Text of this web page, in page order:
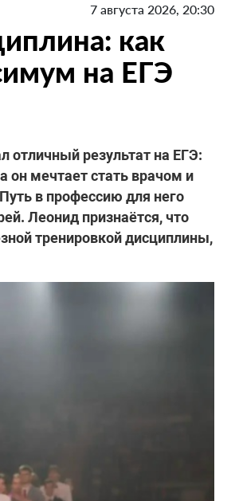
7 августа 2026, 20:30
как
на ЕГЭ
отличный результат на ЕГЭ:
он мечтает стать врачом и
в профессию для него
Леонид признаётся, что
тренировкой дисциплины,